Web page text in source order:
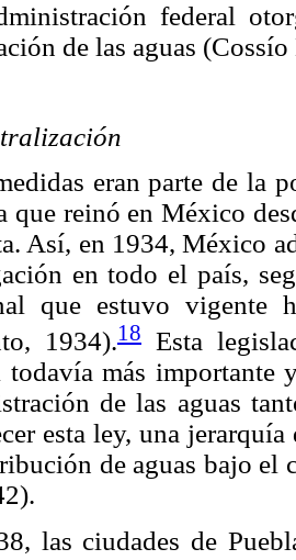
federal
de las aguas
eran parte de la
que reinó en México
Así, en 1934, México
en todo el país,
que estuvo vigente
1934).18
Esta
todavía más importante
de las aguas
esta ley, una
de aguas bajo
las ciudades de